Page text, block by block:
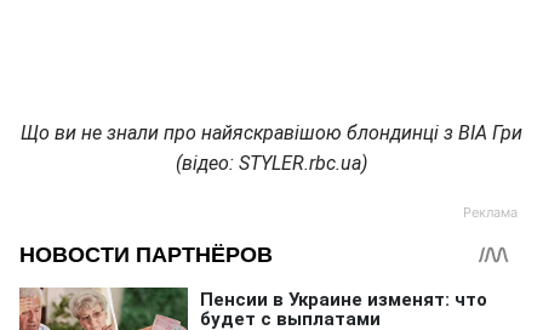
Що ви не знали про найяскравішою блондинці з ВІА Гри
(відео: STYLER.rbc.ua)